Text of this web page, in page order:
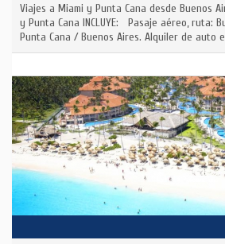
Viajes a Miami y Punta Cana desde Buenos
y Punta Cana INCLUYE: Pasaje aéreo, ruta:
Punta Cana / Buenos Aires. Alquiler de auto